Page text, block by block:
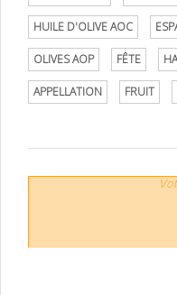
HUILE D'OLIVE AOC
OLIVES AOP FÊTE
APPELLATION FRUIT